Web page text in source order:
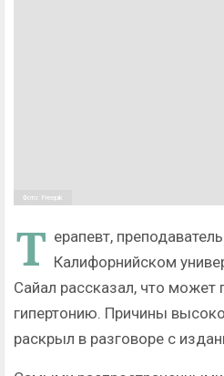
Фото: Freepik
Т ерапевт,
Калифорнийском
Сайал рассказал, что может
гипертонию. Причины
раскрыл в разговоре с